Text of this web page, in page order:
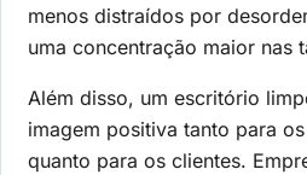
menos distraídos por
uma concentração maior nas
Além disso, um escritório
imagem positiva tanto para
quanto para os clientes.